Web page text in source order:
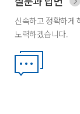
신속하고 정확하게
노력하겠습니다.